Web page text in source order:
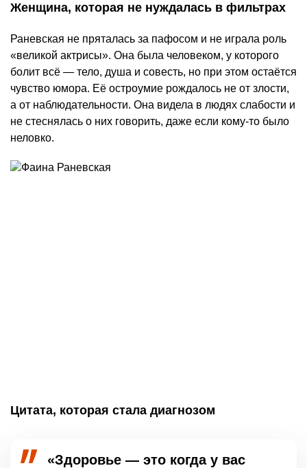
Женщина, которая не нуждалась в фильтрах
Раневская не пряталась за пафосом и не играла роль
«великой актрисы». Она была человеком, у которого
болит всё — тело, душа и совесть, но при этом остаётся
чувство юмора. Её остроумие рождалось не от злости,
а от наблюдательности. Она видела в людях слабости и
не стеснялась о них говорить, даже если кому-то было
неловко.
Цитата, которая стала диагнозом
«Здоровье — это когда у вас